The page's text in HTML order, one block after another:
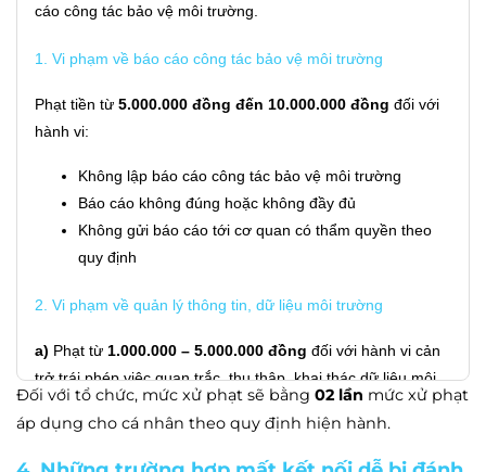
cáo công tác bảo vệ môi trường.
1. Vi phạm về báo cáo công tác bảo vệ môi trường
Phạt tiền từ 5.000.000 đồng đến 10.000.000 đồng đối với
hành vi:
Không lập báo cáo công tác bảo vệ môi trường
Báo cáo không đúng hoặc không đầy đủ
Không gửi báo cáo tới cơ quan có thẩm quyền theo
quy định
2. Vi phạm về quản lý thông tin, dữ liệu môi trường
a) Phạt từ 1.000.000 – 5.000.000 đồng đối với hành vi cản
trở trái phép việc quan trắc, thu thập, khai thác dữ liệu môi
trường.
Đối với tổ chức, mức xử phạt sẽ bằng 02 lần mức xử phạt
áp dụng cho cá nhân theo quy định hiện hành.